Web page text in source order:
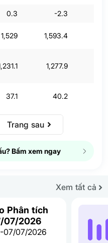
0.3 -2.3
1,529 1,593.4
1,277.9
37.1 40.2
Trang sau
Bấm xem ngay
Xem tất cả
Phân tích
07/2026
07/07/2026